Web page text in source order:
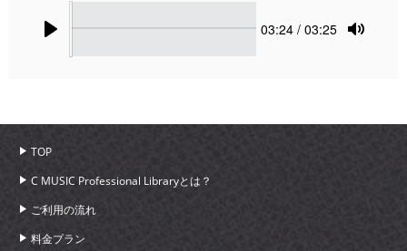
Current
03:24 / 03:25
TOP
C MUSIC Professional Libraryとは？
ご利用の流れ
料金プラン